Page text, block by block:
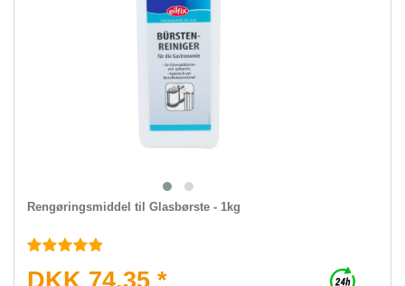
Rengøringsmiddel til Glasbørste - 1kg
DKK 74.35 *